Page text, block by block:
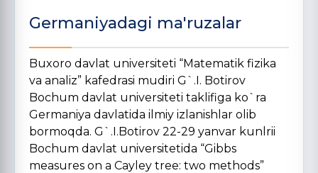
Germaniyadagi ma'ruzalar
Buxoro davlat universiteti “Matematik fizika
va analiz” kafedrasi mudiri G`.I. Botirov
Bochum davlat universiteti taklifiga ko`ra
Germaniya davlatida ilmiy izlanishlar olib
bormoqda. G`.I.Botirov 22-29 yanvar kunlrii
Bochum davlat universitetida “Gibbs
measures on a Cayley tree: two methods”